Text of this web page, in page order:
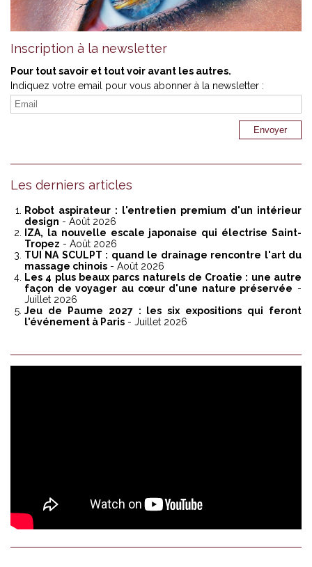
Inscription à la newsletter
Pour tout savoir et tout voir avant les autres.
Indiquez votre email pour vous abonner à la newsletter :
Les derniers articles
Robot aspirateur : l'entretien premium d'un intérieur
design - Août 2026
IZA, la nouvelle escale japonaise qui électrise Saint-
Tropez - Août 2026
TUI NA SCULPT : quand le drainage rencontre l'art du
massage chinois - Août 2026
Les 4 plus beaux parcs naturels de Croatie : une autre
façon de voyager au cœur d'une nature préservée -
Juillet 2026
Jeu de Paume 2027 : les six expositions qui feront
l'événement à Paris - Juillet 2026